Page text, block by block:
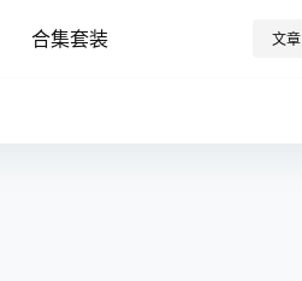
合集套装 文章